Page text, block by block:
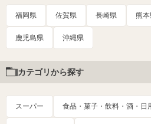
福岡県 佐賀県 長崎県 熊
鹿児島県 沖縄県
カテゴリから探す
スーパー 食品・菓子・飲料・酒・日